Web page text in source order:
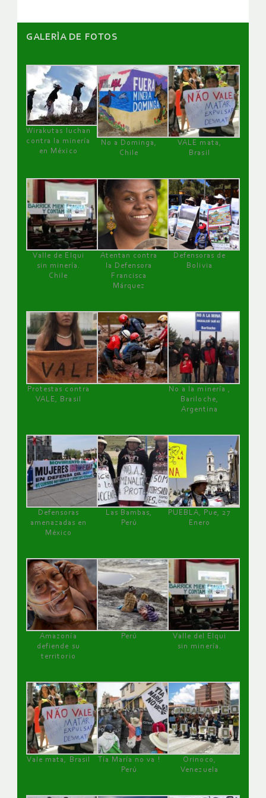
GALERÌA DE FOTOS
Wirakutas luchan
contra la minería
en México
No a Dominga,
Chile
VALE mata,
Brasil
Valle de Elqui
sin minería.
Chile
Atentan contra
la Defensora
Francisca
Márquez
Defensoras de
Bolivia
Protestas contra
VALE, Brasil
No a la minería ,
Bariloche,
Argentina
Defensoras
amenazadas en
México
Las Bambas,
Perú
PUEBLA, Pue, 27
Enero
Amazonía
defiende su
territorio
Perú
Valle del Elqui
sin minería.
Vale mata, Brasil
Tía María no va !
Perú
Orinoco,
Venezuela